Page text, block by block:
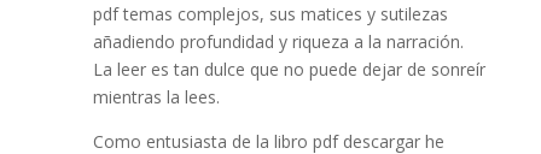
pdf temas complejos, sus matices y sutilezas
añadiendo profundidad y riqueza a la narración.
La leer es tan dulce que no puede dejar de sonreír
mientras la lees.
Como entusiasta de la libro pdf descargar he